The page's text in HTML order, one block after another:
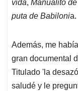
vida, Manualito
puta de Babilonia.
Además, me
gran documental
Titulado 'la
saludé y le